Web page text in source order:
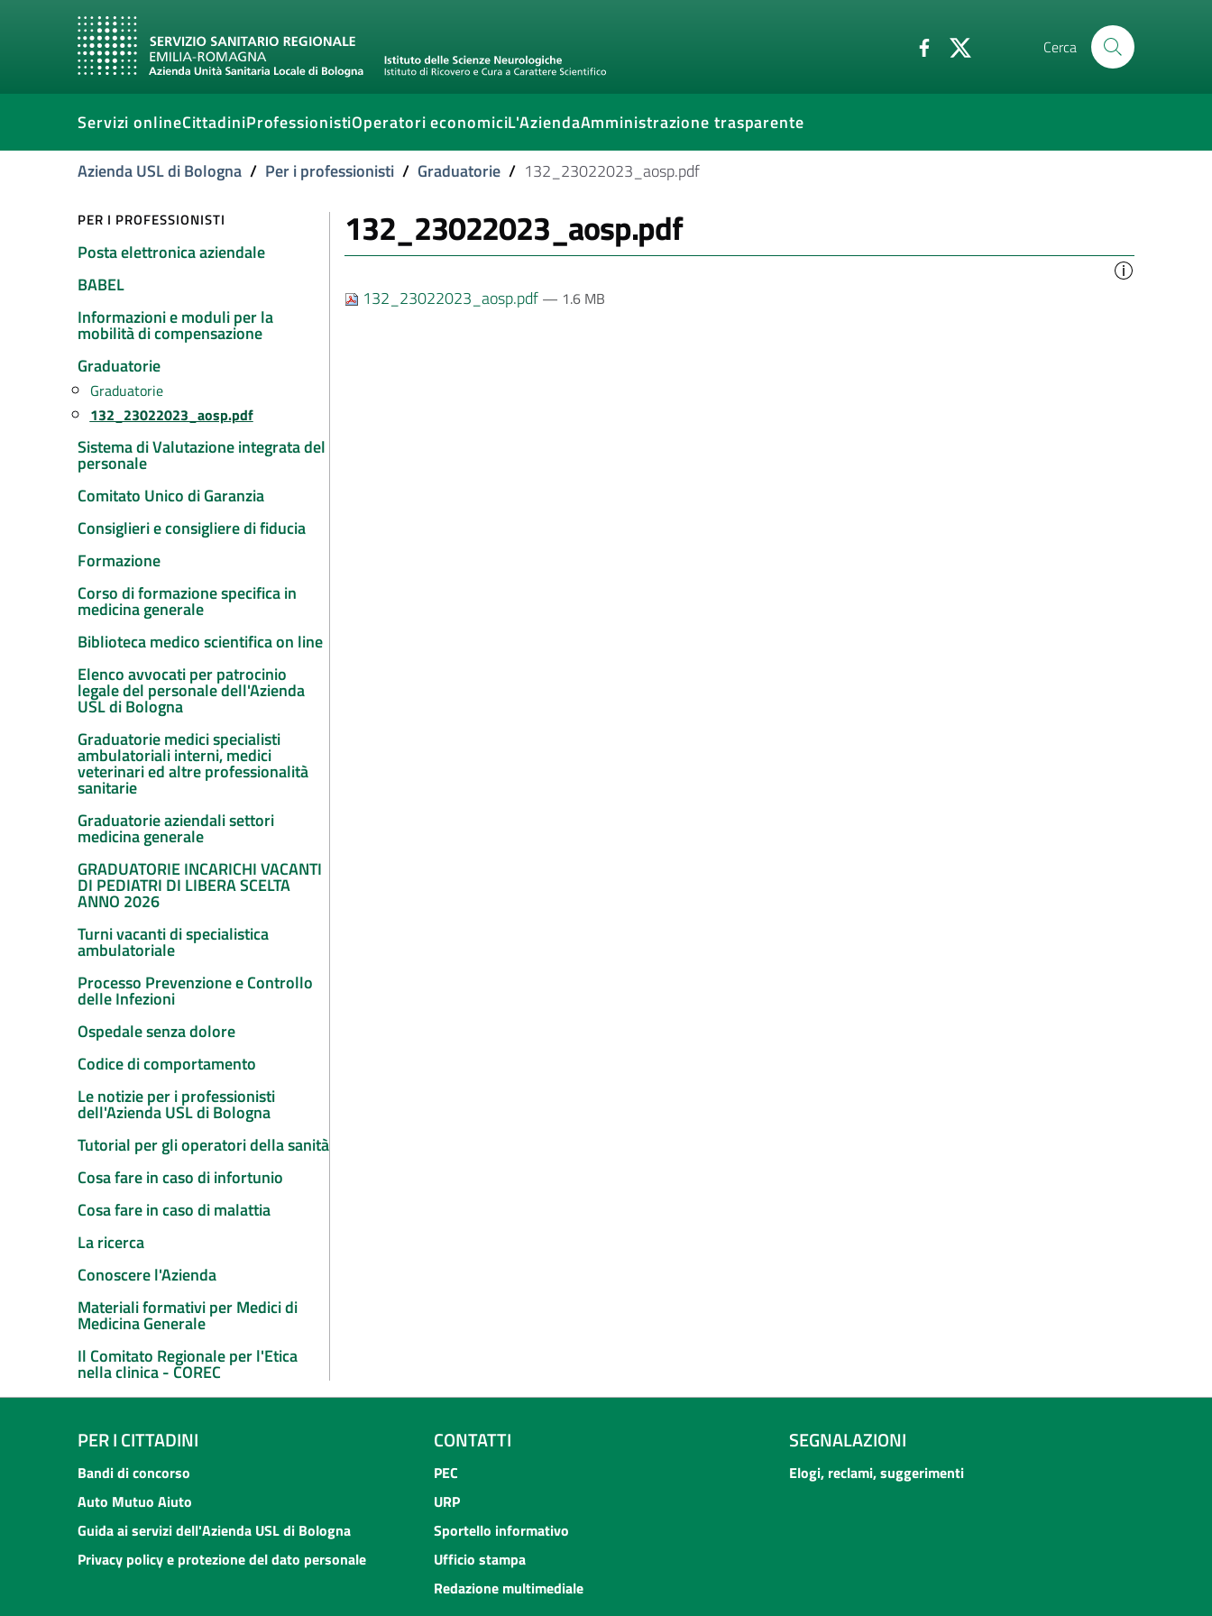
Cerca
Servizi onlineCittadiniProfessionistiOperatori economiciL'AziendaAmministrazione trasparente
Azienda USL di Bologna / Per i professionisti / Graduatorie / 132_23022023_aosp.pdf
PER I PROFESSIONISTI
Posta elettronica aziendale
BABEL
Informazioni e moduli per la
mobilità di compensazione
Graduatorie
Graduatorie
132_23022023_aosp.pdf
Sistema di Valutazione integrata del
personale
Comitato Unico di Garanzia
Consiglieri e consigliere di fiducia
Formazione
Corso di formazione specifica in
medicina generale
Biblioteca medico scientifica on line
Elenco avvocati per patrocinio
legale del personale dell'Azienda
USL di Bologna
Graduatorie medici specialisti
ambulatoriali interni, medici
veterinari ed altre professionalità
sanitarie
Graduatorie aziendali settori
medicina generale
GRADUATORIE INCARICHI VACANTI
DI PEDIATRI DI LIBERA SCELTA
ANNO 2026
Turni vacanti di specialistica
ambulatoriale
Processo Prevenzione e Controllo
delle Infezioni
Ospedale senza dolore
Codice di comportamento
Le notizie per i professionisti
dell'Azienda USL di Bologna
Tutorial per gli operatori della sanità
Cosa fare in caso di infortunio
Cosa fare in caso di malattia
La ricerca
Conoscere l'Azienda
Materiali formativi per Medici di
Medicina Generale
Il Comitato Regionale per l'Etica
nella clinica - COREC
132_23022023_aosp.pdf
132_23022023_aosp.pdf — 1.6 MB
PER I CITTADINI
Bandi di concorso
Auto Mutuo Aiuto
Guida ai servizi dell'Azienda USL di Bologna
Privacy policy e protezione del dato personale
CONTATTI
PEC
URP
Sportello informativo
Ufficio stampa
Redazione multimediale
SEGNALAZIONI
Elogi, reclami, suggerimenti